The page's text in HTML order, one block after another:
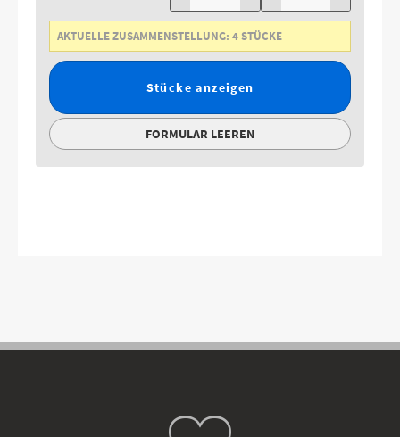
AKTUELLE ZUSAMMENSTELLUNG: 4STÜCKE
Stücke anzeigen
FORMULAR LEEREN